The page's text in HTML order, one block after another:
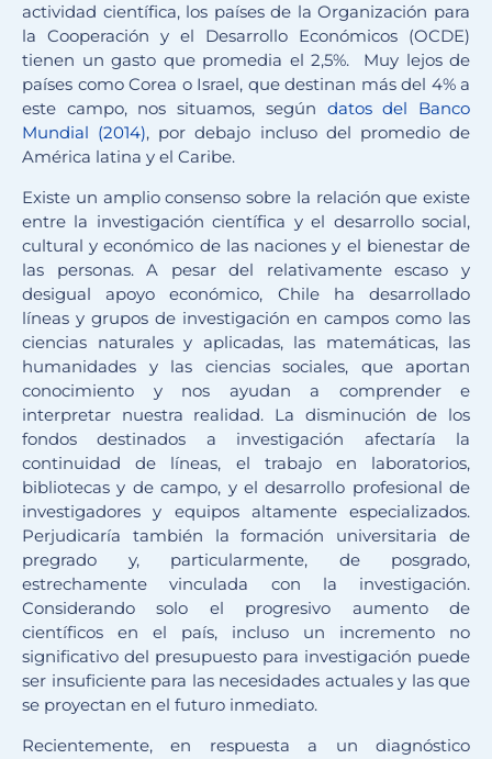
actividad científica, los países de la Organización para
la Cooperación y el Desarrollo Económicos (OCDE)
tienen un gasto que promedia el 2,5%. Muy lejos de
países como Corea o Israel, que destinan más del 4% a
este campo, nos situamos, según datos del Banco
Mundial (2014), por debajo incluso del promedio de
América latina y el Caribe.
Existe un amplio consenso sobre la relación que existe
entre la investigación científica y el desarrollo social,
cultural y económico de las naciones y el bienestar de
las personas. A pesar del relativamente escaso y
desigual apoyo económico, Chile ha desarrollado
líneas y grupos de investigación en campos como las
ciencias naturales y aplicadas, las matemáticas, las
humanidades y las ciencias sociales, que aportan
conocimiento y nos ayudan a comprender e
interpretar nuestra realidad. La disminución de los
fondos destinados a investigación afectaría la
continuidad de líneas, el trabajo en laboratorios,
bibliotecas y de campo, y el desarrollo profesional de
investigadores y equipos altamente especializados.
Perjudicaría también la formación universitaria de
pregrado y, particularmente, de posgrado,
estrechamente vinculada con la investigación.
Considerando solo el progresivo aumento de
científicos en el país, incluso un incremento no
significativo del presupuesto para investigación puede
ser insuficiente para las necesidades actuales y las que
se proyectan en el futuro inmediato.
Recientemente, en respuesta a un diagnóstico